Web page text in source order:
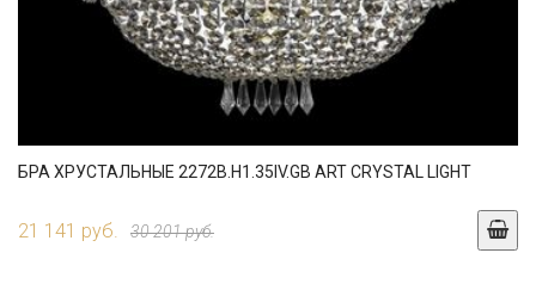
БРА ХРУСТАЛЬНЫЕ 2272B.H1.35IV.GB ART CRYSTAL LIGHT
21 141 руб. 30 201 руб.